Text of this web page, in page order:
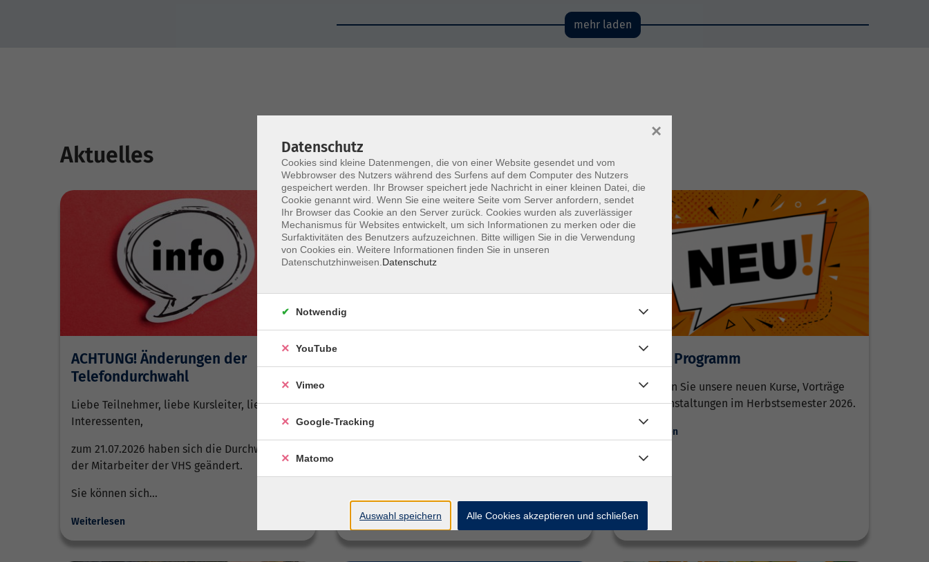
mehr laden
Aktuelles
ACHTUNG! Änderungen der
Telefondurchwahl
Liebe Teilnehmer, liebe Kursleiter, liebe
Interessenten,
zum 21.07.2026 haben sich die Durchwahlen
der Mitarbeiter der VHS geändert.
Sie können sich…
Weiterlesen
für nur 25,00 €! Mit der vhsCard können Sie im
Herbstsemester 2026 an 25 Vorträgen,
Schnupperangeboten…
Neu im Programm
Entdecken Sie unsere neuen Kurse, Vorträge
und Veranstaltungen im Herbstsemester 2026.
Weiterlesen
Datenschutz
Cookies sind kleine Datenmengen, die von einer Website gesendet und vom
Webbrowser des Nutzers während des Surfens auf dem Computer des Nutzers
gespeichert werden. Ihr Browser speichert jede Nachricht in einer kleinen Datei, die
Cookie genannt wird. Wenn Sie eine weitere Seite vom Server anfordern, sendet
Ihr Browser das Cookie an den Server zurück. Cookies wurden als zuverlässiger
Mechanismus für Websites entwickelt, um sich Informationen zu merken oder die
Surfaktivitäten des Benutzers aufzuzeichnen. Bitte willigen Sie in die Verwendung
von Cookies ein. Weitere Informationen finden Sie in unseren
Datenschutzhinweisen. Datenschutz
×
Notwendig
YouTube
Vimeo
Google-Tracking
Matomo
Auswahl speichern Alle Cookies akzeptieren und schließen